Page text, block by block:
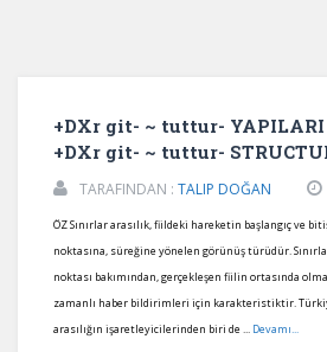
+DXr git- ~ tuttur- YAPILARI
+DXr git- ~ tuttur-
TARAFINDAN : TALIP DOĞAN
ÖZ Sınırlar arasılık, fiildeki hareketin başlangıç ve
noktasına, süreğine yönelen görünüş türüdür.
noktası bakımından, gerçekleşen fiilin ortasında
zamanlı haber bildirimleri için karakteristiktir.
arasılığın işaretleyicilerinden biri de ... Devamı...